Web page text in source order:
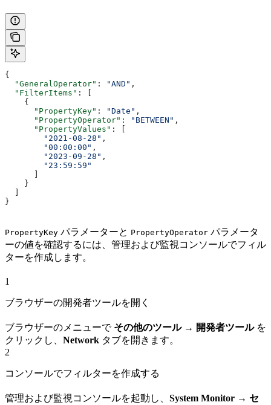
{
  "GeneralOperator"
: "AND" ,
  "FilterItems"
: [
    {
      "PropertyKey"
: "Date" ,
      "PropertyOperator"
: "BETWEEN" ,
      "PropertyValues"
: [
        "2021-08-28"
,
        "00:00:00"
,
        "2023-09-28"
,
        "23:59:59"
    }
}
PropertyKey パラメーターと PropertyOperator パラメータ
ーの値を確認するには、管理および監視コンソールでフィル
ターを作成します。
1
ブラウザーの開発者ツールを開く
ブラウザーのメニューで その他のツール → 開発者ツールを
クリックし、 Network タブを開きます。
2
コンソールでフィルターを作成する
管理および監視コンソールを起動し、 System Monitor → セ